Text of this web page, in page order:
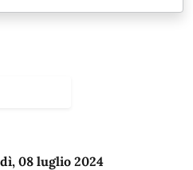
08 luglio 2024